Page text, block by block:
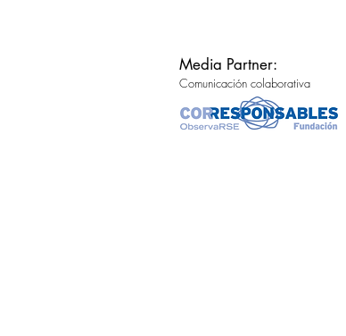
Media Partner:
Comunicación colaborativa